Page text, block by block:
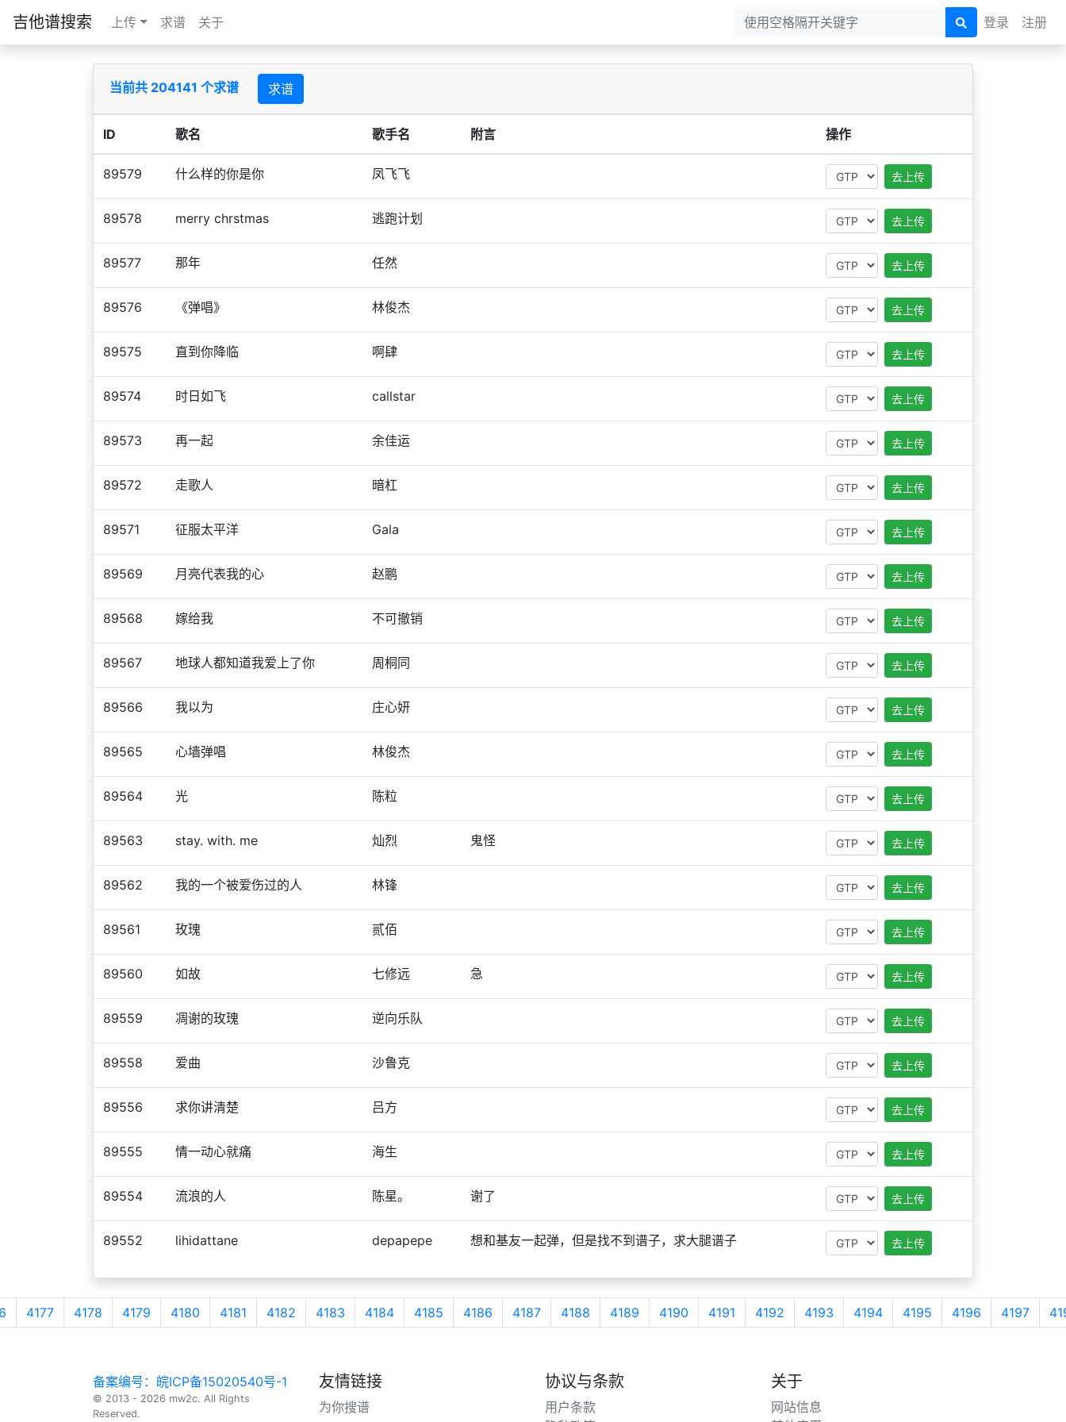
吉他谱搜索 上传 求谱 关于 登录 注册
当前共 204141 个求谱 求谱
ID 歌名 歌手名 附言 操作
89579 什么样的你是你 凤飞飞 去上传
89578 merry chrstmas 逃跑计划 去上传
89577 那年 任然 去上传
89576 《弹唱》 林俊杰 去上传
89575 直到你降临 啊肆 去上传
89574 时日如飞 callstar 去上传
89573 再一起 余佳运 去上传
89572 走歌人 暗杠 去上传
89571 征服太平洋 Gala 去上传
89569 月亮代表我的心 赵鹏 去上传
89568 嫁给我 不可撤销 去上传
89567 地球人都知道我爱上了你 周桐同 去上传
89566 我以为 庄心妍 去上传
89565 心墙弹唱 林俊杰 去上传
89564 光 陈粒 去上传
89563 stay. with. me 灿烈 鬼怪 去上传
89562 我的一个被爱伤过的人 林锋 去上传
89561 玫瑰 贰佰 去上传
89560 如故 七修远 急 去上传
89559 凋谢的玫瑰 逆向乐队 去上传
89558 爱曲 沙鲁克 去上传
89556 求你讲清楚 吕方 去上传
89555 情一动心就痛 海生 去上传
89554 流浪的人 陈星。 谢了 去上传
89552 lihidattane depapepe 想和基友一起弹，但是找不到谱子，求大腿谱子 去上传
4177 4178 4179 4180 4181 4182 4183 4184 4185 4186 4187 4188 4189 4190 4191 4192 4193 4194 4195 4196 4197
备案编号：皖ICP备15020540号-1
© 2013 - 2026 mw2c. All Rights
Reserved.
友情链接
为你搜谱
协议与条款
用户条款
关于
网站信息